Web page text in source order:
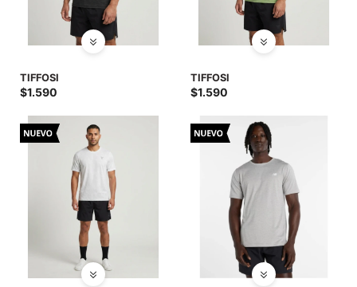
TIFFOSI
$1.590
TIFFOSI
$1.590